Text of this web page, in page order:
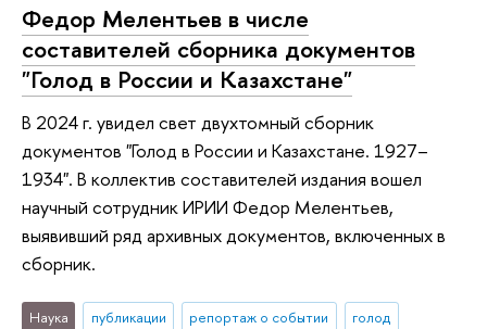
Федор Мелентьев в числе
составителей сборника документов
"Голод в России и Казахстане"
В 2024 г. увидел свет двухтомный сборник
документов "Голод в России и Казахстане. 1927–
1934". В коллектив составителей издания вошел
научный сотрудник ИРИИ Федор Мелентьев,
выявивший ряд архивных документов, включенных в
сборник.
Наука публикации репортаж о событии голод